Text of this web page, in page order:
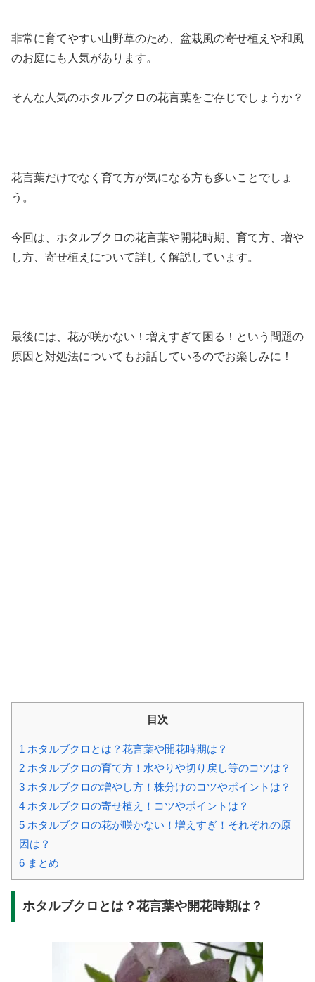
非常に育てやすい山野草のため、盆栽風の寄せ植えや和風
のお庭にも人気があります。
そんな人気のホタルブクロの花言葉をご存じでしょうか？
花言葉だけでなく育て方が気になる方も多いことでしょ
う。
今回は、ホタルブクロの花言葉や開花時期、育て方、増や
し方、寄せ植えについて詳しく解説しています。
最後には、花が咲かない！増えすぎて困る！という問題の
原因と対処法についてもお話しているのでお楽しみに！
目次
1 ホタルブクロとは？花言葉や開花時期は？
2 ホタルブクロの育て方！水やりや切り戻し等のコツは？
3 ホタルブクロの増やし方！株分けのコツやポイントは？
4 ホタルブクロの寄せ植え！コツやポイントは？
5 ホタルブクロの花が咲かない！増えすぎ！それぞれの原
因は？
6 まとめ
ホタルブクロとは？花言葉や開花時期は？